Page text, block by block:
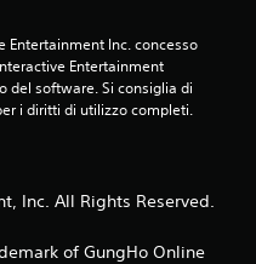
Entertainment Inc. concesso
Entertainment
del software. Si consiglia di
i diritti di utilizzo completi.
Inc. All Rights Reserved.
of GungHo Online